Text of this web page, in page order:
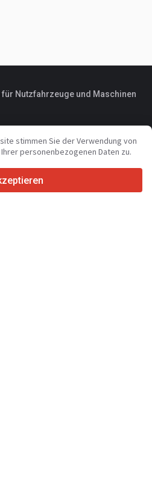
Nutzfahrzeuge und Maschinen
stimmen Sie der Verwendung von
personenbezogenen Daten zu.